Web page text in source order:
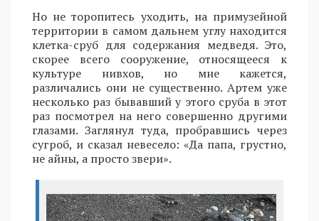
Но не торопитесь уходить, на примузейной
территории в самом дальнем углу находится
клетка-сруб для содержания медведя. Это,
скорее всего сооружение, относящееся к
культуре нивхов, но мне кажется,
различались они не существенно. Артем уже
несколько раз бывавший у этого сруба в этот
раз посмотрел на него совершенно другими
глазами. Заглянул туда, пробравшись через
сугроб, и сказал невесело: «Да папа, грустно,
не айны, а просто звери».